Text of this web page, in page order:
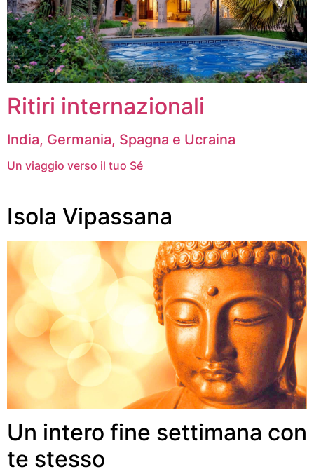
Ritiri internazionali
India, Germania, Spagna e Ucraina
Un viaggio verso il tuo Sé
Isola Vipassana
Un intero fine settimana con
te stesso